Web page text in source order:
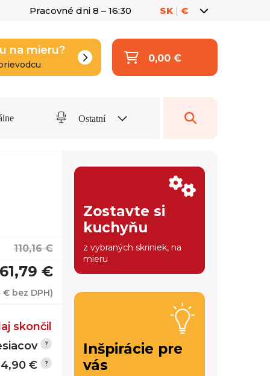
Pracovné dni 8 – 16:30 SK | €
na mieru?
0,00 €
Ostatní
110,16 €
61,79 €
€ bez DPH)
skončil
€
Zostavte si
kuchyňu
z vybraných skriniek, na
mieru
Inšpirácie pre
vás